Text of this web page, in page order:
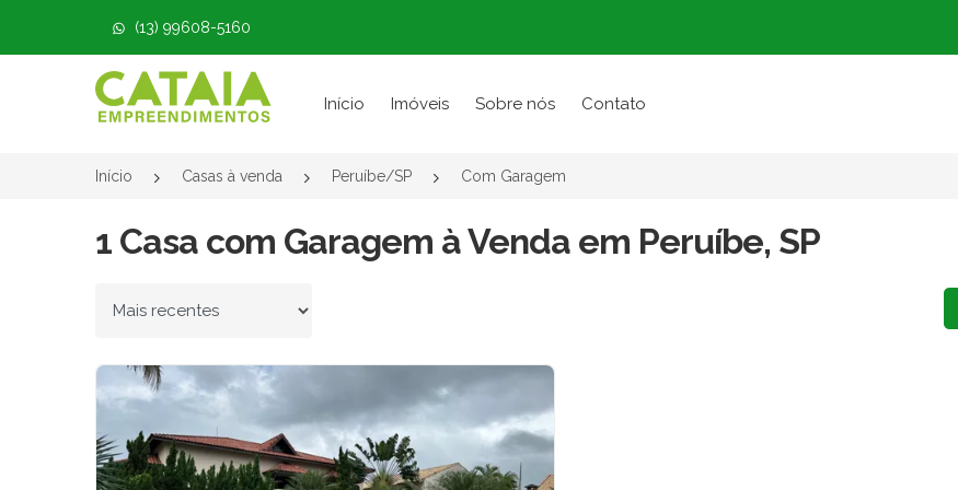
(13) 99608-5160
Página inicial
Início Imóveis Sobre nós Contato
Início Casas à venda Peruíbe/SP Com Garagem
1 Casa com Garagem à Venda em Peruíbe, SP
Ordenar por